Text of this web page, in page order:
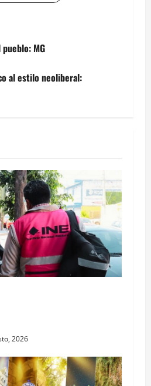
MG
al estilo neoliberal:
2026